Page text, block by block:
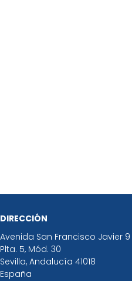
DIRECCIÓN
Avenida San Francisco Javier 9
Plta. 5, Mód. 30
Sevilla, Andalucía 41018
España